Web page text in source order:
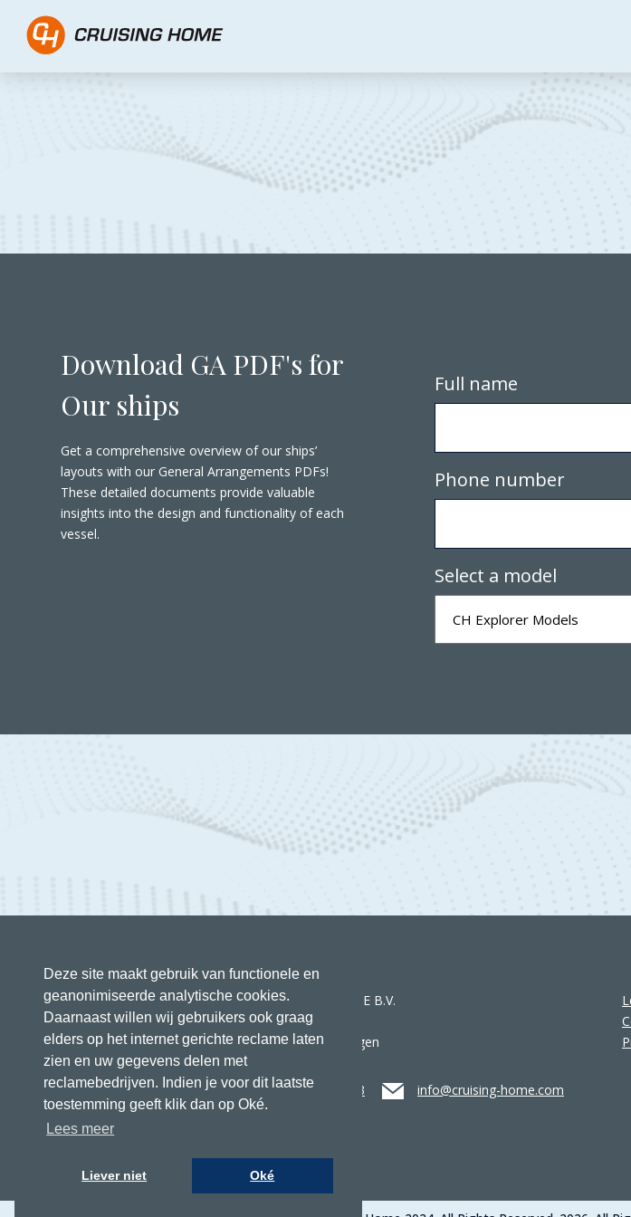
Deze site maakt gebruik van functionele en
geanonimiseerde analytische cookies.
Daarnaast willen wij gebruikers ook graag
elders op het internet gerichte reclame laten
zien en uw gegevens delen met
reclamebedrijven. Indien je voor dit laatste
toestemming geeft klik dan op Oké.
Lees meer
Liever niet Oké
PDF formulier - Cruising Home
Download GA PDF's for
Our ships
Get a comprehensive overview of our ships’
layouts with our General Arrangements PDFs!
These detailed documents provide valuable
insights into the design and functionality of each
vessel.
Full name
Phone number
Select a model
CRUISING HOME B.V.
Koningsweg 27
8861 KN Harlingen
+31 517 417523 info@cruising-home.com